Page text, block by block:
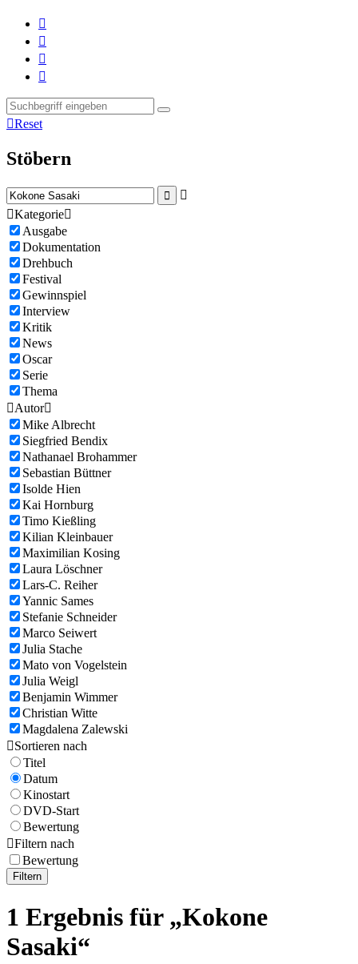




Reset
Stöbern


Kategorie
Ausgabe
Dokumentation
Drehbuch
Festival
Gewinnspiel
Interview
Kritik
News
Oscar
Serie
Thema
Autor
Mike Albrecht
Siegfried Bendix
Nathanael Brohammer
Sebastian Büttner
Isolde Hien
Kai Hornburg
Timo Kießling
Kilian Kleinbauer
Maximilian Kosing
Laura Löschner
Lars-C. Reiher
Yannic Sames
Stefanie Schneider
Marco Seiwert
Julia Stache
Mato von Vogelstein
Julia Weigl
Benjamin Wimmer
Christian Witte
Magdalena Zalewski
Sortieren nach
Titel
Datum
Kinostart
DVD-Start
Bewertung
Filtern nach
Bewertung
Filtern
1 Ergebnis für „Kokone
Sasaki“